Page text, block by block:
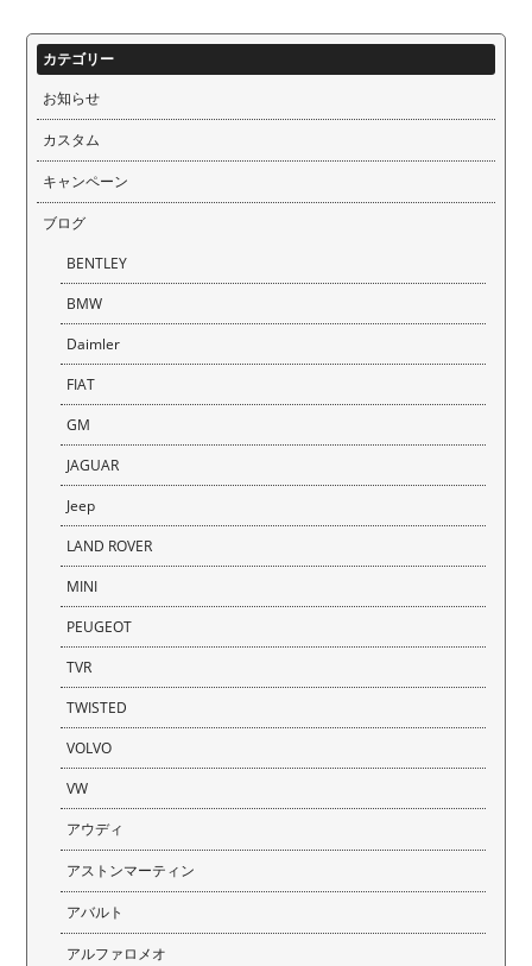
カテゴリー
お知らせ
カスタム
キャンペーン
ブログ
BENTLEY
BMW
Daimler
FIAT
GM
JAGUAR
Jeep
LAND ROVER
MINI
PEUGEOT
TVR
TWISTED
VOLVO
VW
アウディ
アストンマーティン
アバルト
アルファロメオ